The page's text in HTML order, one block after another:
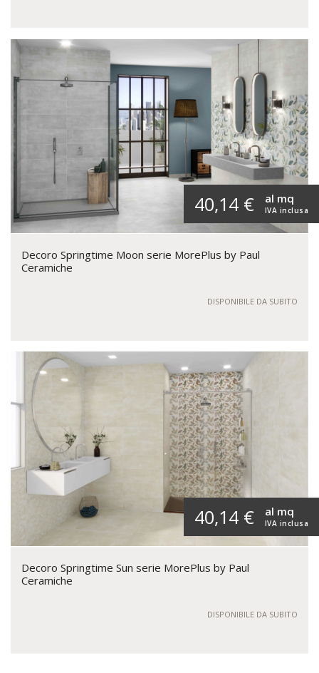
40,14 € IVA inclusa
al mq
Decoro Springtime Moon serie MorePlus by Paul
Ceramiche
DISPONIBILE DA SUBITO
40,14 € IVA inclusa
al mq
Decoro Springtime Sun serie MorePlus by Paul
Ceramiche
DISPONIBILE DA SUBITO